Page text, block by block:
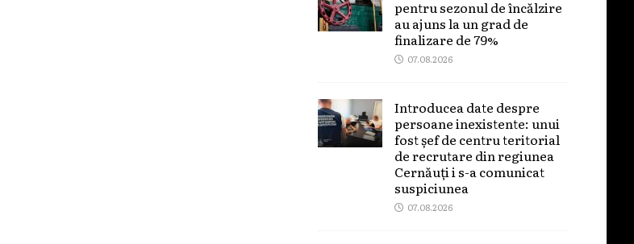
pentru sezonul de încălzire
au ajuns la un grad de
finalizare de 79%
07.08.2026
Introducea date despre
persoane inexistente: unui
fost șef de centru teritorial
de recrutare din regiunea
Cernăuți i s-a comunicat
suspiciunea
07.08.2026